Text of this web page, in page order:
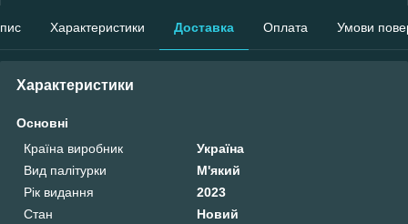
Характеристики Доставка Оплата Умови
Характеристики
Основні
Країна виробник
Україна
Вид палітурки
М'який
Рік видання
2023
Стан
Новий